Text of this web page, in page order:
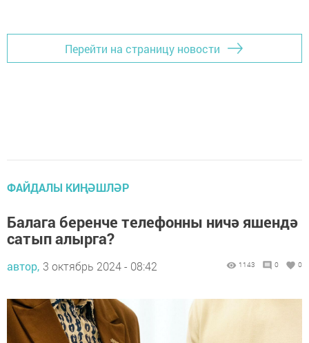
Перейти на страницу новости
ФАЙДАЛЫ КИҢӘШЛӘР
Балага беренче телефонны ничә яшендә
сатып алырга?
автор, 3 октябрь 2024 - 08:42 1143 0 0